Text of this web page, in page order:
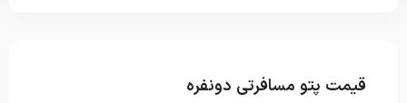
قیمت پتو مسافرتی دونفره